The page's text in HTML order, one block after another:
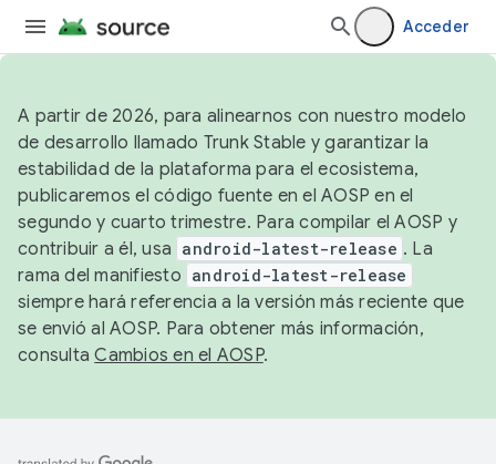
Acceder
A partir de 2026, para alinearnos con nuestro modelo
de desarrollo llamado Trunk Stable y garantizar la
estabilidad de la plataforma para el ecosistema,
publicaremos el código fuente en el AOSP en el
segundo y cuarto trimestre. Para compilar el AOSP y
contribuir a él, usa android-latest-release . La
rama del manifiesto android-latest-release
siempre hará referencia a la versión más reciente que
se envió al AOSP. Para obtener más información,
consultaCambios en el AOSP.